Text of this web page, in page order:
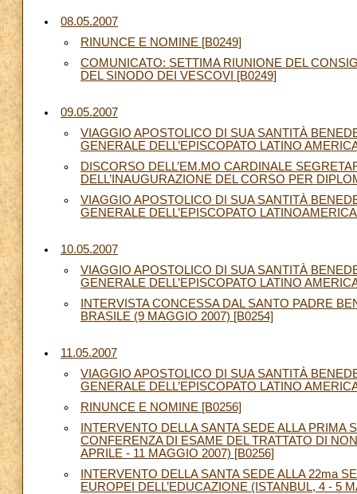
08.05.2007
RINUNCE E NOMINE [B0249]
COMUNICATO: SETTIMA RIUNIONE DEL
DEL SINODO DEI VESCOVI [B0249]
09.05.2007
VIAGGIO APOSTOLICO DI SUA SANTITÀ
GENERALE DELL’EPISCOPATO LATINO
DISCORSO DELL’EM.MO CARDINALE
DELL’INAUGURAZIONE DEL CORSO PER
VIAGGIO APOSTOLICO DI SUA SANTITÀ
GENERALE DELL’EPISCOPATO
10.05.2007
VIAGGIO APOSTOLICO DI SUA SANTITÀ
GENERALE DELL’EPISCOPATO LATINO
INTERVISTA CONCESSA DAL SANTO PADRE
BRASILE (9 MAGGIO 2007) [B0254]
11.05.2007
VIAGGIO APOSTOLICO DI SUA SANTITÀ
GENERALE DELL’EPISCOPATO LATINO
RINUNCE E NOMINE [B0256]
INTERVENTO DELLA SANTA SEDE ALLA
CONFERENZA DI ESAME DEL TRATTATO DI
APRILE - 11 MAGGIO 2007) [B0256]
INTERVENTO DELLA SANTA SEDE ALLA 22ma
EUROPEI DELL’EDUCAZIONE (ISTANBUL, 4 - 5